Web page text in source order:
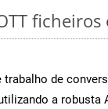
de
a robusta